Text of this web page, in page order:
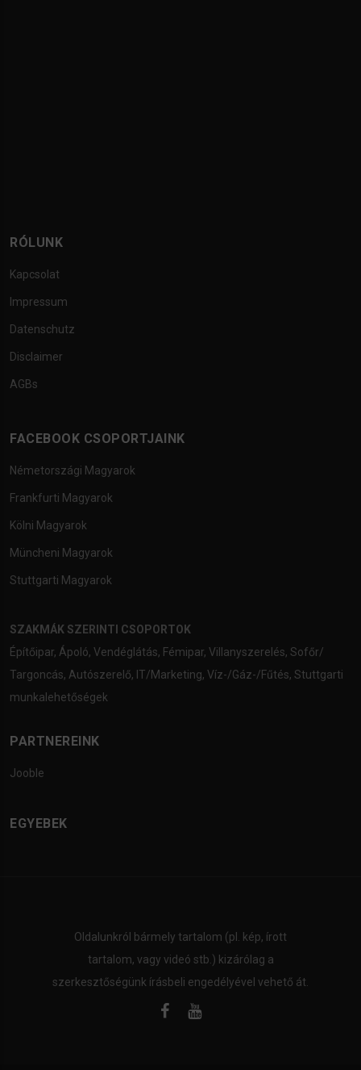
RÓLUNK
Kapcsolat
Impressum
Datenschutz
Disclaimer
AGBs
FACEBOOK CSOPORTJAINK
Németországi Magyarok
Frankfurti Magyarok
Kölni Magyarok
Müncheni Magyarok
Stuttgarti Magyarok
SZAKMÁK SZERINTI CSOPORTOK
Építőipar, Ápoló, Vendéglátás, Fémipar, Villanyszerelés, Sofőr/
Targoncás, Autószerelő, IT/Marketing, Víz-/Gáz-/Fűtés, Stuttgarti
munkalehetőségek
PARTNEREINK
Jooble
EGYEBEK
Oldalunkról bármely tartalom (pl. kép, írott
tartalom, vagy videó stb.) kizárólag a
szerkesztőségünk írásbeli engedélyével vehető át.